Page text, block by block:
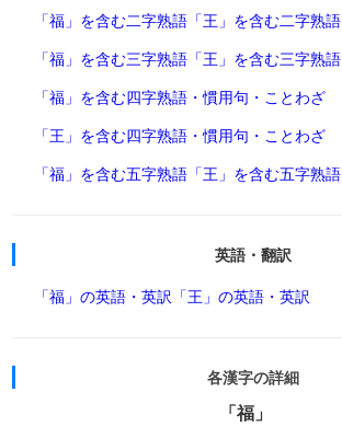
「福」を含む二字熟語 「王」を含む二字熟語
「福」を含む三字熟語 「王」を含む三字熟語
「福」を含む四字熟語・慣用句・ことわざ
「王」を含む四字熟語・慣用句・ことわざ
「福」を含む五字熟語 「王」を含む五字熟語
英語・翻訳
「福」の英語・英訳 「王」の英語・英訳
各漢字の詳細
「福」